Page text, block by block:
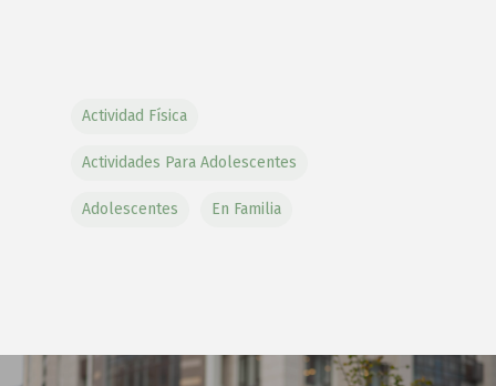
Actividad Física
Actividades Para Adolescentes
Adolescentes En Familia